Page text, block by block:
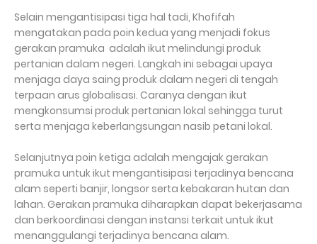
Selain mengantisipasi tiga hal tadi, Khofifah
mengatakan pada poin kedua yang menjadi fokus
gerakan pramuka adalah ikut melindungi produk
pertanian dalam negeri. Langkah ini sebagai upaya
menjaga daya saing produk dalam negeri di tengah
terpaan arus globalisasi. Caranya dengan ikut
mengkonsumsi produk pertanian lokal sehingga turut
serta menjaga keberlangsungan nasib petani lokal.
Selanjutnya poin ketiga adalah mengajak gerakan
pramuka untuk ikut mengantisipasi terjadinya bencana
alam seperti banjir, longsor serta kebakaran hutan dan
lahan. Gerakan pramuka diharapkan dapat bekerjasama
dan berkoordinasi dengan instansi terkait untuk ikut
menanggulangi terjadinya bencana alam.